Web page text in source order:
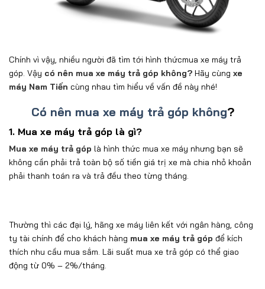
Chính vì vậy, nhiều người đã tìm tới hình thứcmua xe máy trả
góp. Vậy có nên mua xe máy trả góp không? Hãy cùng xe
máy Nam Tiến cùng nhau tìm hiểu về vấn đề này nhé!
Có nên mua xe máy trả góp không?
1. Mua xe máy trả góp là gì?
Mua xe máy trả góp là hình thức mua xe máy nhưng bạn sẽ
không cần phải trả toàn bộ số tiền giá trị xe mà chia nhỏ khoản
phải thanh toán ra và trả đều theo từng tháng.
Thường thì các đại lý, hãng xe máy liên kết với ngân hàng, công
ty tài chính để cho khách hàng mua xe máy trả góp để kích
thích nhu cầu mua sắm. Lãi suất mua xe trả góp có thể giao
động từ 0% – 2%/tháng.